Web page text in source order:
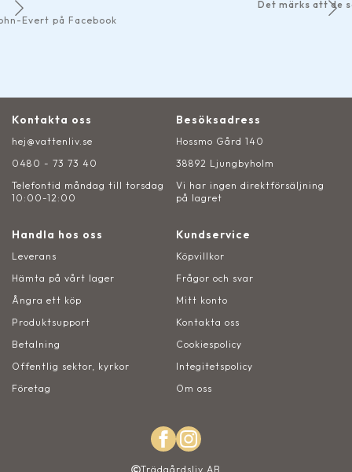
på Facebook
Det märks att de som
Kontakta oss
hej@vattenliv.se
0480 - 73 73 40
Telefontid måndag till torsdag
10:00-12:00
Besöksadress
Hossmo Gård 140
38892 Ljungbyholm
Vi har ingen direktförsäljning
på lagret
Handla hos oss
Leverans
Hämta på vårt lager
Ångra ett köp
Produktsupport
Betalning
Offentlig sektor, kyrkor
Företag
Kundservice
Köpvillkor
Frågor och svar
Mitt konto
Kontakta oss
Cookiespolicy
Integitetspolicy
Om oss
Trädgårdsliv AB